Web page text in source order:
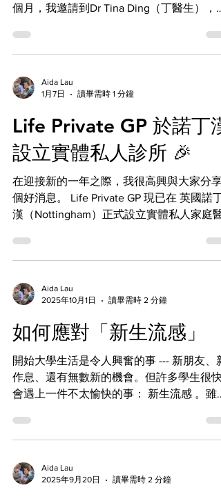
只是讓人恢復精神，更對整體健康十分重要
力下降 焦慮及情緒低落 工作及學習效率降
高血壓 心臟病 第二型糖尿病 免疫力下降 因
維持長遠健康。 如何改善睡眠？ 許多患者
以嘗試
個月，我邀請到Dr Tina Ding（丁醫生），一
业），到我的診所看診。👉 提供中文（普
話）治疗，適合華人患者。 她可於每週一看
诊，讓您在諾丁漢能夠快速獲得風濕科診斷
治療，無需等待。 可評估及治療的疾病（關
專業診治： 關節疼痛、僵硬、腫脹 類風濕
關節炎（Rheumatoid Arthritis） 各類發炎性
關節炎 結締組織疾病（如紅斑狼瘡等） 血
炎 骨質疏鬆 私人關節注射治療（快速止痛
丁醫生擅長關節及軟組織類固醇注射，可有
減輕疼痛及改善活動能力： 關節注射 肩膀
膝蓋、手肘、手腕、腳踝 手指、腳趾 軟組
及神經壓迫問題 腕管綜合症（手麻、手痛）
我分診評估 需要個案將直接安排風濕科看诊
👉 幫助您更快確診、減少等待時間、直接
受治療
Aida Lau
1月7日
讀畢需時 1 分鐘
Life Private GP 於諾丁漢
設立實體私人診所 🎉
在迎接新的一年之際，我很高興與大家分享
個好消息。 Life Private GP 現已在 英國諾丁
漢（Nottingham）正式設立實體私人家庭醫
這讓我能在原有的視像診症服務之外，進一
提供 面對面私人 GP 診症 。 現可提供的服
隨著實體診所的開放，我現在能提供更全面
現場醫療評估 ，包括： 面對面 GP 診症 身
病假紙 轉介進一步檢查或專科醫生 同時，
所的病人。 以病人為本的個人化醫療 無論
網上診症、診所面談，或上門看診，我始終
力於提供 充足時間、個人化及有溫度的醫療
喜樂 ，期待在未來一年於諾丁漢及英國各地
繼續為大家提供醫療服務。
Aida Lau
2025年10月1日
讀畢需時 2 分鐘
如何應對「新生流感」
開始大學生活是令人興奮的事 --- 新朋友、新
作息、還有無數新的機會。但許多學生很快
會遇上一件不太愉快的事： 新生流感 。雖
病，而是一系列感冒、咳嗽和病毒感染，在
期初期特別容易快速傳播。 為什麼會有新生
流感？ 大型社交活動：...
Aida Lau
2025年9月20日
讀畢需時 2 分鐘